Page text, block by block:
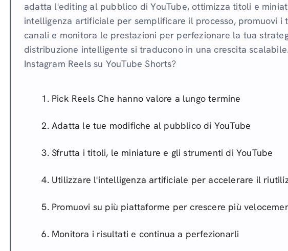
adatta l'editing al pubblico di YouTube, ottimizza titoli e
intelligenza artificiale per semplificare il processo, promuovi i
canali e monitora le prestazioni per perfezionare la tua
distribuzione intelligente si traducono in una crescita
Instagram Reels su YouTube Shorts?
Pick Reels Che hanno valore a lungo termine
Adatta le tue modifiche al pubblico di YouTube
Sfrutta i titoli, le miniature e gli strumenti di YouTube
Utilizzare l'intelligenza artificiale per accelerare il
Promuovi su più piattaforme per crescere più
Monitora i risultati e continua a perfezionarli